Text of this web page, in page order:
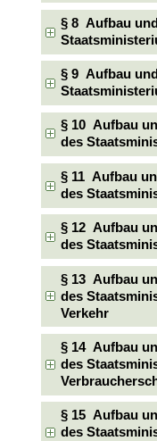
§ 8 Aufbau
§ 9 Aufbau
§ 10 Aufbau
des
§ 11 Aufbau
des
§ 12 Aufbau
des
§ 13 Aufbau
des
Verkehr
§ 14 Aufbau
des
§ 15 Aufbau
des